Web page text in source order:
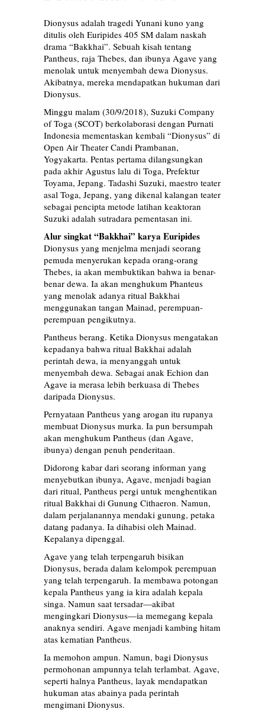
Dionysus adalah tragedi Yunani kuno yang
ditulis oleh Euripides 405 SM dalam naskah
drama “Bakkhai”. Sebuah kisah tentang
Pantheus, raja Thebes, dan ibunya Agave yang
menolak untuk menyembah dewa Dionysus.
Akibatnya, mereka mendapatkan hukuman dari
Dionysus.
Minggu malam (30/9/2018), Suzuki Company
of Toga (SCOT) berkolaborasi dengan Purnati
Indonesia mementaskan kembali “Dionysus” di
Open Air Theater Candi Prambanan,
Yogyakarta. Pentas pertama dilangsungkan
pada akhir Agustus lalu di Toga, Prefektur
Toyama, Jepang. Tadashi Suzuki, maestro teater
asal Toga, Jepang, yang dikenal kalangan teater
sebagai pencipta metode latihan keaktoran
Suzuki adalah sutradara pementasan ini.
Alur singkat “Bakkhai” karya Euripides
Dionysus yang menjelma menjadi seorang
pemuda menyerukan kepada orang-orang
Thebes, ia akan membuktikan bahwa ia benar-
benar dewa. Ia akan menghukum Phanteus
yang menolak adanya ritual Bakkhai
menggunakan tangan Mainad, perempuan-
perempuan pengikutnya.
Pantheus berang. Ketika Dionysus mengatakan
kepadanya bahwa ritual Bakkhai adalah
perintah dewa, ia menyanggah untuk
menyembah dewa. Sebagai anak Echion dan
Agave ia merasa lebih berkuasa di Thebes
daripada Dionysus.
Pernyataan Pantheus yang arogan itu rupanya
membuat Dionysus murka. Ia pun bersumpah
akan menghukum Pantheus (dan Agave,
ibunya) dengan penuh penderitaan.
Didorong kabar dari seorang informan yang
menyebutkan ibunya, Agave, menjadi bagian
dari ritual, Pantheus pergi untuk menghentikan
ritual Bakkhai di Gunung Cithaeron. Namun,
dalam perjalanannya mendaki gunung, petaka
datang padanya. Ia dihabisi oleh Mainad.
Kepalanya dipenggal.
Agave yang telah terpengaruh bisikan
Dionysus, berada dalam kelompok perempuan
yang telah terpengaruh. Ia membawa potongan
kepala Pantheus yang ia kira adalah kepala
singa. Namun saat tersadar—akibat
mengingkari Dionysus—ia memegang kepala
anaknya sendiri. Agave menjadi kambing hitam
atas kematian Pantheus.
Ia memohon ampun. Namun, bagi Dionysus
permohonan ampunnya telah terlambat. Agave,
seperti halnya Pantheus, layak mendapatkan
hukuman atas abainya pada perintah
mengimani Dionysus.